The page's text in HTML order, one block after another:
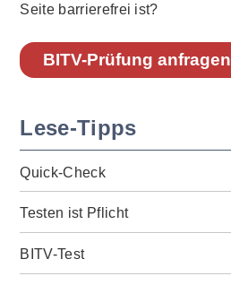
Seite barrierefrei ist?
BITV-Prüfung anfragen
Lese-Tipps
Quick-Check
Testen ist Pflicht
BITV-Test